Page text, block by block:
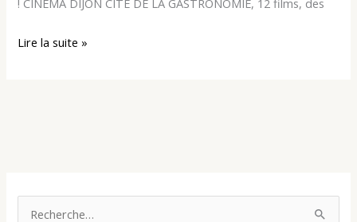
Lire la suite »